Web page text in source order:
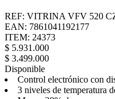
REF: VITRINA VFV 520
EAN: 7861041192177
ITEM: 24373
$ 5.931 .000
$ 3.499.000
Disponible
Control electrónico con
3 niveles de temperatura